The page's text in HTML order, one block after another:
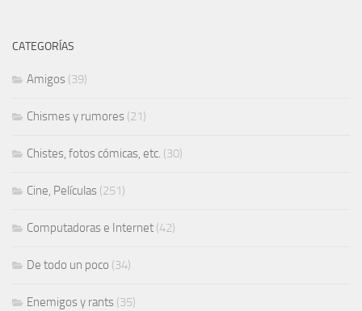
CATEGORÍAS
Amigos (39)
Chismes y rumores (21)
Chistes, fotos cómicas, etc. (30)
Cine, Películas (251)
Computadoras e Internet (42)
De todo un poco (34)
Enemigos y rants (35)